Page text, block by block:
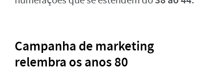
Campanha de marketing
relembra os anos 80